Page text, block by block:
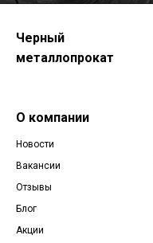
Черный
металлопрокат
О компании
Новости
Вакансии
Отзывы
Блог
Акции